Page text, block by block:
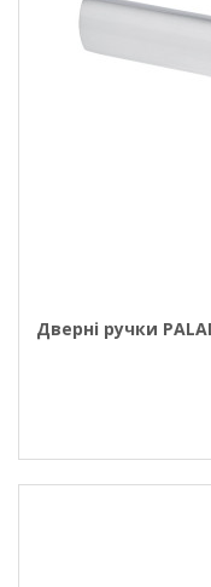
Дверні ручки